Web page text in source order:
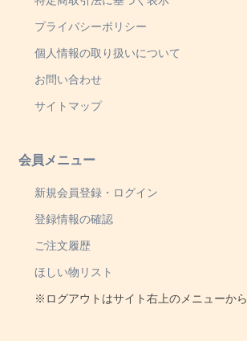
プライバシーポリシー
個人情報の取り扱いについて
お問い合わせ
サイトマップ
会員メニュー
新規会員登録・ログイン
登録情報の確認
ご注文履歴
ほしい物リスト
※ログアウトはサイト右上のメニューから